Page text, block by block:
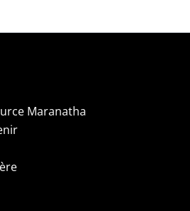
Maranatha